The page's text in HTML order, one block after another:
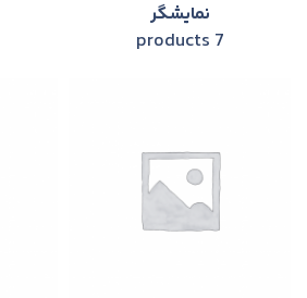
نمایشگر
7 products